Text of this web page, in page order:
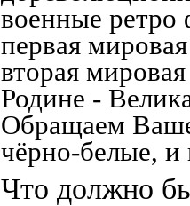
военные ретро
первая
вторая
Родине -
Обращаем
чёрно-белые, и
Что должно